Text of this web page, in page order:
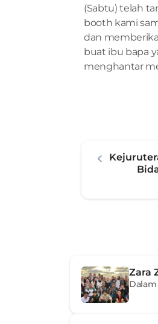
(Sabtu) telah
booth kami
dan
buat ibu bapa
menghantar
Zara